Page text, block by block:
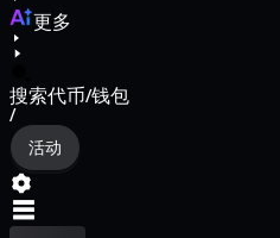
更多
搜索代币/钱包
/
活动